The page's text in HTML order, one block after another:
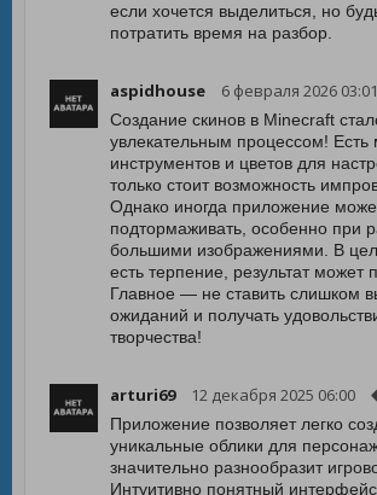
если хочется выделиться, но
потратить время на разбор.
aspidhouse 6 февраля 2026 03:01
Создание скинов в Minecraft
увлекательным процессом! Есть
инструментов и цветов для
только стоит возможность
Однако иногда приложение
подтормаживать, особенно при
большими изображениями. В
есть терпение, результат может
Главное — не ставить слишком
ожиданий и получать
творчества!
arturi69 12 декабря 2025 06:00
Приложение позволяет легко
уникальные облики для
значительно разнообразит
Интуитивно понятный